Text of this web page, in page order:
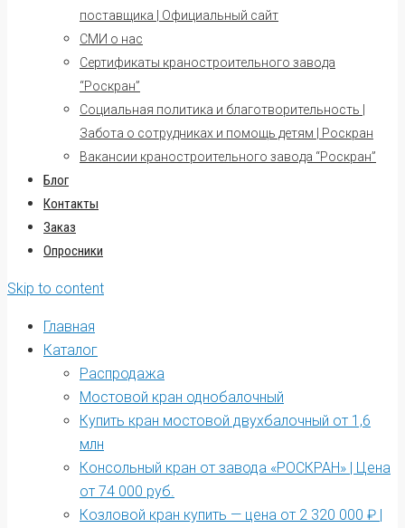
поставщика | Официальный сайт
СМИ о нас
Сертификаты краностроительного завода
“Роскран”
Социальная политика и благотворительность |
Забота о сотрудниках и помощь детям | Роскран
Вакансии краностроительного завода “Роскран”
Блог
Контакты
Заказ
Опросники
Skip to content
Главная
Каталог
Распродажа
Мостовой кран однобалочный
Купить кран мостовой двухбалочный от 1,6
млн
Консольный кран от завода «РОСКРАН» | Цена
от 74 000 руб.
Козловой кран купить — цена от 2 320 000 ₽ |